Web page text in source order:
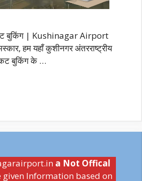
बुकिंग | Kushinagar Airport
हम यहाँ कुशीनगर अंतरराष्ट्रीय
बुकिंग के …
a Not Offical
given Information based on